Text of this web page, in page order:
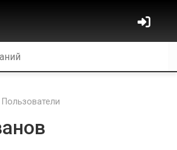
Пользователи